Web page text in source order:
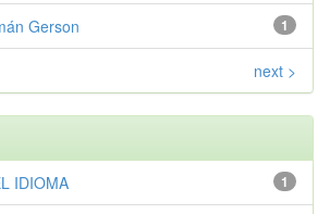
1
Gerson
next >
1
IDIOMA